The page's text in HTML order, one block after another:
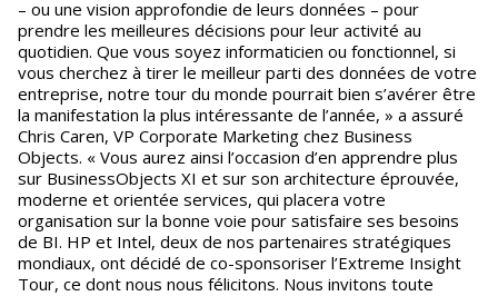
– ou une vision approfondie de leurs données – pour
prendre les meilleures décisions pour leur activité au
quotidien. Que vous soyez informaticien ou fonctionnel, si
vous cherchez à tirer le meilleur parti des données de votre
entreprise, notre tour du monde pourrait bien s’avérer être
la manifestation la plus intéressante de l’année, » a assuré
Chris Caren, VP Corporate Marketing chez Business
Objects. « Vous aurez ainsi l’occasion d’en apprendre plus
sur BusinessObjects XI et sur son architecture éprouvée,
moderne et orientée services, qui placera votre
organisation sur la bonne voie pour satisfaire ses besoins
de BI. HP et Intel, deux de nos partenaires stratégiques
mondiaux, ont décidé de co-sponsoriser l’Extreme Insight
Tour, ce dont nous nous félicitons. Nous invitons toute